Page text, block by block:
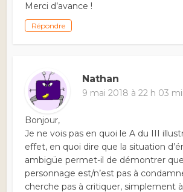
Merci d’avance !
Répondre
Nathan
9 mai 2018 à 22 h 03
Bonjour,
Je ne vois pas en quoi le A du III
effet, en quoi dire que la situation
ambigüe permet-il de démontrer
personnage est/n’est pas à
cherche pas à critiquer, simplement